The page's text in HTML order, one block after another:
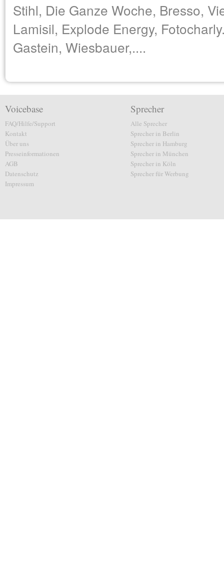
Stihl, Die Ganze Woche, Bresso,
Lamisil, Explode Energy,
Gastein, Wiesbauer,....
Voicebase
FAQ/Hilfe/Support
Kontakt
Über uns
Presseinformationen
AGB
Datenschutz
Impressum
Sprecher
Alle Sprecher
Sprecher in Berlin
Sprecher in Hamburg
Sprecher in München
Sprecher in Köln
Sprecher für Werbung